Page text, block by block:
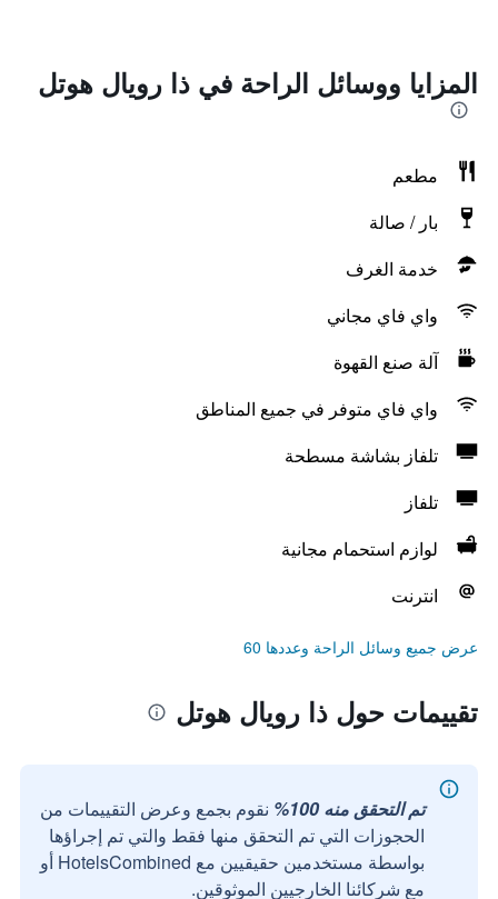
المزايا ووسائل الراحة في ذا رويال هوتل
مطعم
بار / صالة
خدمة الغرف
واي فاي مجاني
آلة صنع القهوة
واي فاي متوفر في جميع المناطق
تلفاز بشاشة مسطحة
تلفاز
لوازم استحمام مجانية
انترنت
عرض جميع وسائل الراحة وعددها 60
تقييمات حول ذا رويال هوتل
تم التحقق منه 100%
نقوم بجمع وعرض التقييمات من
الحجوزات التي تم التحقق منها فقط والتي تم إجراؤها
بواسطة مستخدمين حقيقيين مع HotelsCombined أو
مع شركائنا الخارجيين الموثوقين.